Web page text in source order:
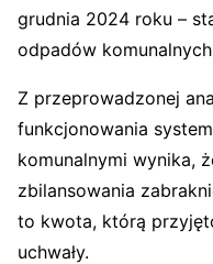
grudnia 2024 roku –
odpadów komunalnych
Z przeprowadzonej
funkcjonowania
komunalnymi wynika,
zbilansowania
to kwota, którą
uchwały.